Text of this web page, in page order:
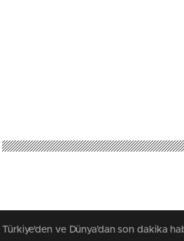
Türkiye'den ve Dünya’dan son dakika